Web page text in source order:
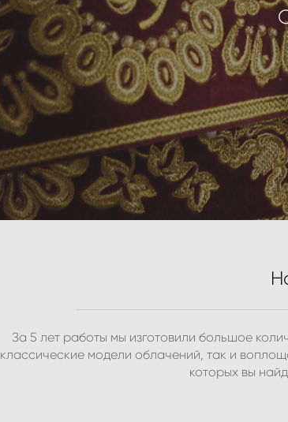
За 5 лет работы мы изготовили большое
классические модели облачений, так и
которых вы